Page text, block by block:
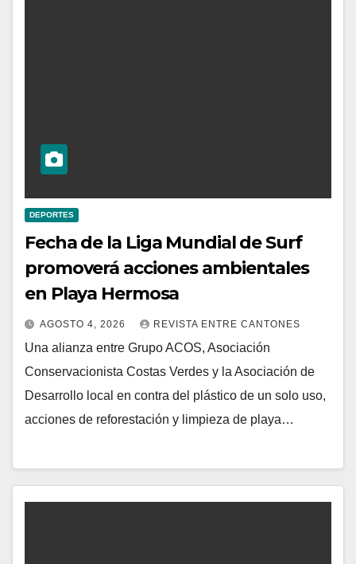
DEPORTES
Fecha de la Liga Mundial de Surf
promoverá acciones ambientales
en Playa Hermosa
AGOSTO 4, 2026 REVISTA ENTRE CANTONES
Una alianza entre Grupo ACOS, Asociación
Conservacionista Costas Verdes y la Asociación de
Desarrollo local en contra del plástico de un solo uso,
acciones de reforestación y limpieza de playa…